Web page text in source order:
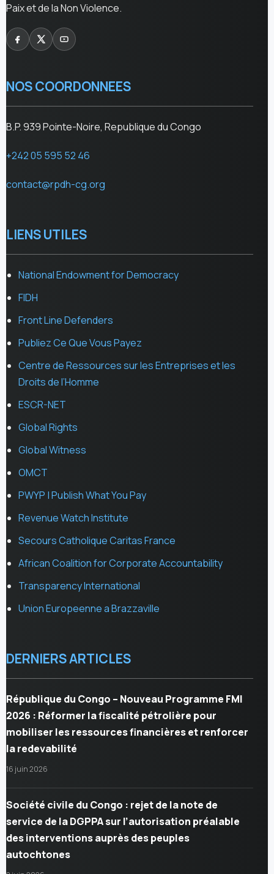
Paix et de la Non Violence.
NOS COORDONNEES
B.P. 939 Pointe-Noire, Republique du Congo
+242 05 595 52 46
contact@rpdh-cg.org
LIENS UTILES
National Endowment for Democracy
FIDH
Front Line Defenders
Publiez Ce Que Vous Payez
Centre de Ressources sur les Entreprises et les
Droits de l’Homme
ESCR-NET
Global Rights
Global Witness
OMCT
PWYP | Publish What You Pay
Revenue Watch Institute
Secours Catholique Caritas France
African Coalition for Corporate Accountability
Transparency International
Union Europeenne a Brazzaville
DERNIERS ARTICLES
République du Congo – Nouveau Programme FMI
2026 : Réformer la fiscalité pétrolière pour
mobiliser les ressources financières et renforcer
la redevabilité
16 juin 2026
Société civile du Congo : rejet de la note de
service de la DGPPA sur l’autorisation préalable
des interventions auprès des peuples
autochtones